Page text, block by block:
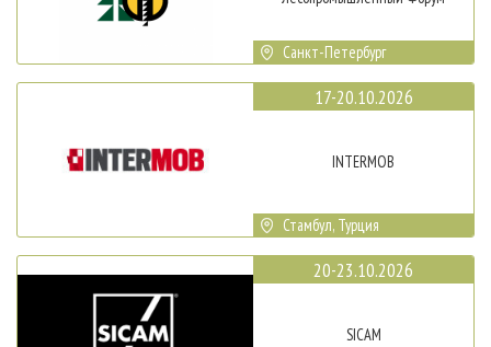
Санкт-Петербург
17-20.10.2026
INTERMOB
Стамбул, Турция
20-23.10.2026
SICAM